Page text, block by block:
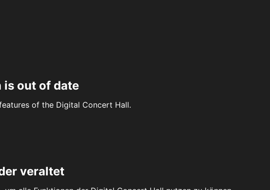
is out of date
of the Digital Concert Hall.
veraltet